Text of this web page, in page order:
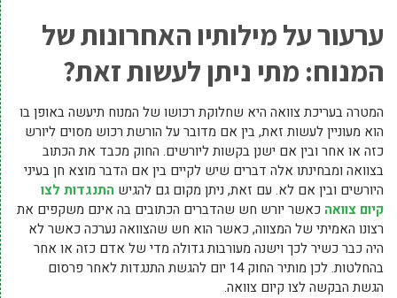
ערעור על מילותיו האחרונות של
המנוח: מתי ניתן לעשות זאת?
המטרה בעריכת צוואה היא שחלוקת רכושו של המנוח תיעשה באופן בו
הוא מעוניין לעשות זאת, בין אם מדובר על הורשת רכוש מסוים ליורש
כזה או אחר ובין אם ישנן בקשות ליורשים. החוק מכבד את הכתוב
בצוואה ומבחינתו אלה דברים שיש לקיים בין אם הדבר מוצא חן בעיני
היורשים ובין אם לא. עם זאת, ניתן מקום גם להגיש התנגדות לצו
קיום צוואה כאשר יורש חש שהדברים הכתובים בה אינם משקפים את
רצונו האמיתי של המצווה, כאשר הוא חש שהצוואה נערכה כאשר לא
היה כבר כשיר לכך וישנה מעורבות גדולה מדי של אדם כזה או אחר
בהחלטות. לכן מותיר החוק 14 יום להגשת התנגדות לאחר פרסום
הגשת הבקשה לצו קיום צוואה.